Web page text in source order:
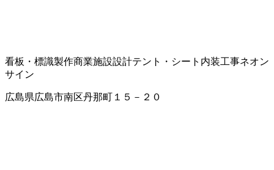
看板・標識製作商業施設設計テント・シート 内装工事ネオン
サイン
広島県広島市南区丹那町１５－２０